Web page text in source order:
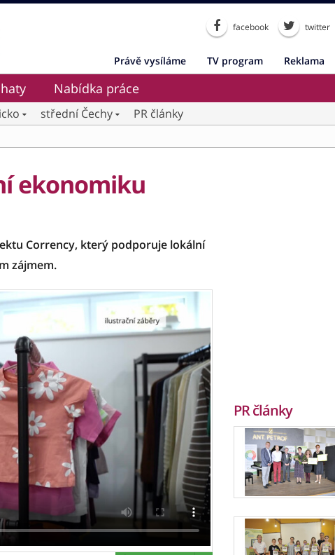
facebook twitter
Právě vysíláme TV program Reklama
Nabídka práce
střední Čechy PR články
ekonomiku
Corrency, který podporuje lokální
zájmem.
PR články